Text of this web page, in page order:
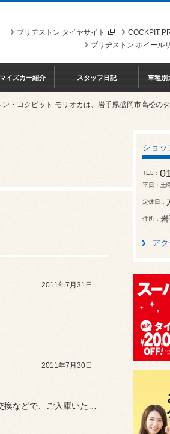
COCKPIT
ブリヂストン タイヤサイト
ブリヂストン ホイール
イズカー紹介 スタッフ日記 車種別
ン・コクピット モリオカは、岩手県盛岡市高松の
2011年7月31日
2011年7月30日
ショッ
TEL
平日・土
定休日
住所
ア